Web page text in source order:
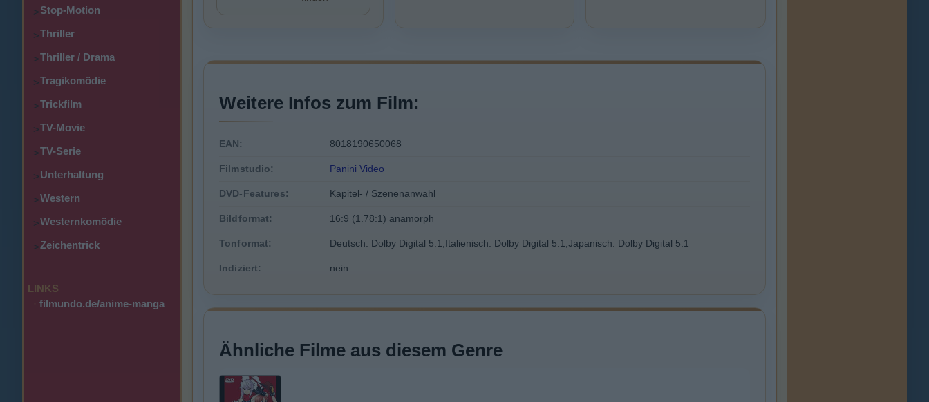
>Stop-Motion
>Thriller
>Thriller / Drama
>Tragikomödie
>Trickfilm
>TV-Movie
>TV-Serie
>Unterhaltung
>Western
>Westernkomödie
>Zeichentrick
LINKS
· filmundo.de/anime-manga
Weitere Infos zum Film:
EAN: 8018190650068
Filmstudio: Panini Video
DVD-Features: Kapitel- / Szenenanwahl
Bildformat: 16:9 (1.78:1) anamorph
Tonformat: Deutsch: Dolby Digital 5.1,Italienisch: Dolby Digital 5.1,Japanisch: Dolby Digital 5.1
Indiziert: nein
Ähnliche Filme aus diesem Genre